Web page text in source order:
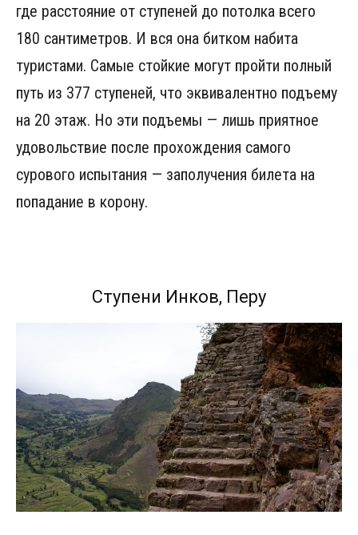
где расстояние от ступеней до потолка всего
180 сантиметров. И вся она битком набита
туристами. Самые стойкие могут пройти полный
путь из 377 ступеней, что эквивалентно подъему
на 20 этаж. Но эти подъемы — лишь приятное
удовольствие после прохождения самого
сурового испытания — заполучения билета на
попадание в корону.
Ступени Инков, Перу